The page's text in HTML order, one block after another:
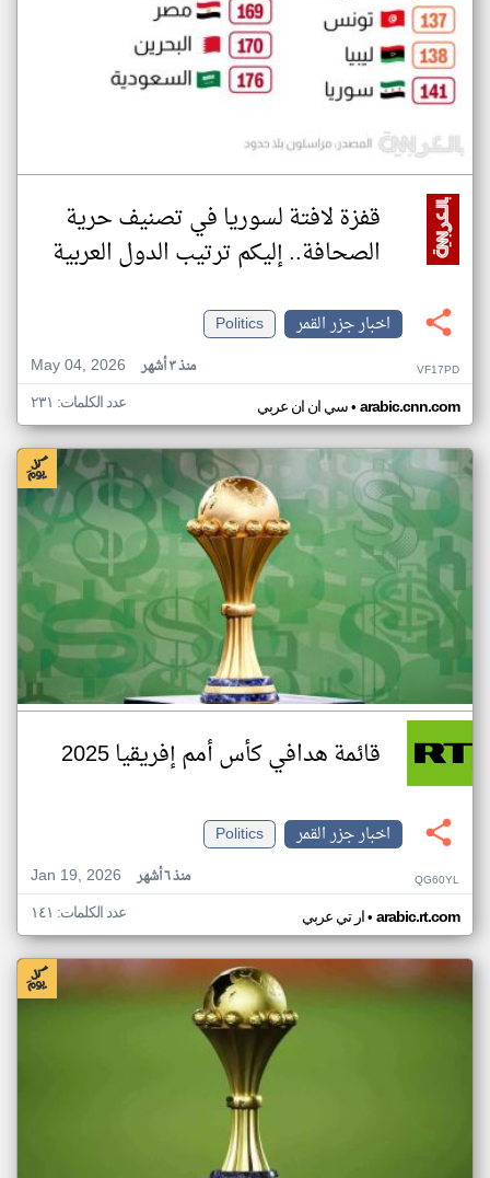
قفزة لافتة لسوريا في تصنيف حرية
الصحافة.. إليكم ترتيب الدول العربية
اخبار جزر القمر
Politics
May 04, 2026
منذ ٣ أشهر VF17PD
سي ان ان عربي• arabic.cnn.com عدد الكلمات: ٢٣١
قائمة هدافي كأس أمم إفريقيا 2025
اخبار جزر القمر
Politics
Jan 19, 2026
منذ ٦ أشهر QG60YL
ار تي عربي• arabic.rt.com عدد الكلمات: ١٤١